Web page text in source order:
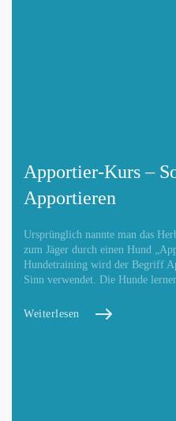
Apportier-Kurs –
Apportieren
Ursprünglich nannte man das
zum Jäger durch einen Hund
Hundetraining wird der Begriff
Sinn verwendet. Die Hunde
Weiterlesen